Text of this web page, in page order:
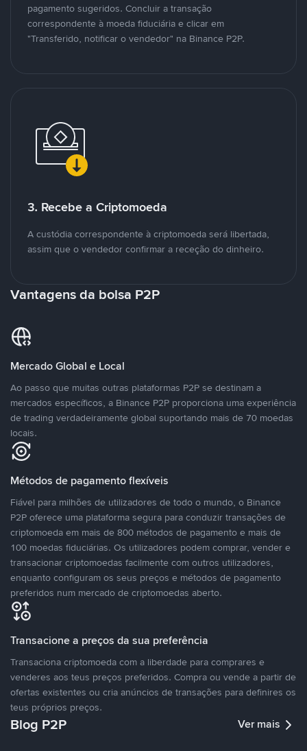
pagamento sugeridos. Concluir a transação
correspondente à moeda fiduciária e clicar em
"Transferido, notificar o vendedor" na Binance P2P.
3. Recebe a Criptomoeda
A custódia correspondente à criptomoeda será libertada,
assim que o vendedor confirmar a receção do dinheiro.
Vantagens da bolsa P2P
Mercado Global e Local
Ao passo que muitas outras plataformas P2P se destinam a
mercados específicos, a Binance P2P proporciona uma experiência
de trading verdadeiramente global suportando mais de 70 moedas
locais.
Métodos de pagamento flexíveis
Fiável para milhões de utilizadores de todo o mundo, o Binance
P2P oferece uma plataforma segura para conduzir transações de
criptomoeda em mais de 800 métodos de pagamento e mais de
100 moedas fiduciárias. Os utilizadores podem comprar, vender e
transacionar criptomoedas facilmente com outros utilizadores,
enquanto configuram os seus preços e métodos de pagamento
preferidos num mercado de criptomoedas aberto.
Transacione a preços da sua preferência
Transaciona criptomoeda com a liberdade para comprares e
venderes aos teus preços preferidos. Compra ou vende a partir de
ofertas existentes ou cria anúncios de transações para definires os
teus próprios preços.
Blog P2P Ver mais